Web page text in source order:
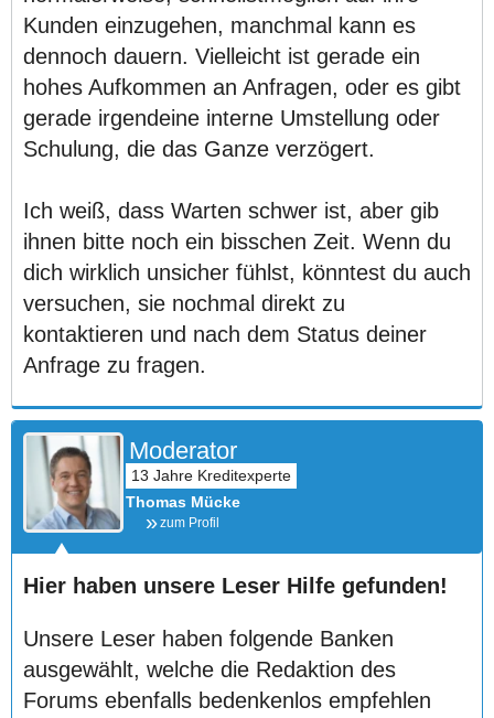
Kunden einzugehen, manchmal kann es
dennoch dauern. Vielleicht ist gerade ein
hohes Aufkommen an Anfragen, oder es gibt
gerade irgendeine interne Umstellung oder
Schulung, die das Ganze verzögert.
Ich weiß, dass Warten schwer ist, aber gib
ihnen bitte noch ein bisschen Zeit. Wenn du
dich wirklich unsicher fühlst, könntest du auch
versuchen, sie nochmal direkt zu
kontaktieren und nach dem Status deiner
Anfrage zu fragen.
Moderator
Thomas Mücke
zum Profil
Hier haben unsere Leser Hilfe gefunden!
Unsere Leser haben folgende Banken
ausgewählt, welche die Redaktion des
Forums ebenfalls bedenkenlos empfehlen